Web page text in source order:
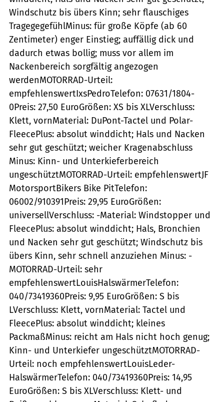
Windschutz bis übers Kinn; sehr flauschiges
TragegegefühlMinus: für große Köpfe (ab 60
Zentimeter) enger Einstieg; auffällig dick und
dadurch etwas bollig; muss vor allem im
Nackenbereich sorgfältig angezogen
werdenMOTORRAD-Urteil:
empfehlenswertIxsPedroTelefon: 07631/1804-
0Preis: 27,50 EuroGrößen: XS bis XLVerschluss:
Klett, vornMaterial: DuPont-Tactel und Polar-
FleecePlus: absolut winddicht; Hals und Nacken
sehr gut geschützt; weicher Kragenabschluss
Minus: Kinn- und Unterkieferbereich
ungeschütztMOTORRAD-Urteil: empfehlenswertJF
MotorsportBikers Bike PitTelefon:
06002/910391Preis: 29,95 EuroGrößen:
universellVerschluss: -Material: Windstopper und
FleecePlus: absolut winddicht; Hals, Bronchien
und Nacken sehr gut geschützt; Windschutz bis
übers Kinn, sehr schnell anzuziehen Minus: -
MOTORRAD-Urteil: sehr
empfehlenswertLouisHalswärmerTelefon:
040/73419360Preis: 9,95 EuroGrößen: S bis
LVerschluss: Klett, vornMaterial: Tactel und
FleecePlus: absolut winddicht; kleines
PackmaßMinus: reicht am Hals nicht hoch genug;
Kinn- und Unterkiefer ungeschütztMOTORRAD-
Urteil: noch empfehlenswertLouisLeder-
HalswärmerTelefon: 040/73419360Preis: 14,95
EuroGrößen: S bis XLVerschluss: Klett- und